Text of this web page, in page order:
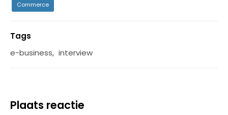
Commerce
Tags
e-business, interview
Plaats reactie